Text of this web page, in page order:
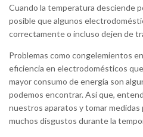
Cuando la temperatura desciende
posible que algunos
correctamente o incluso dejen de
Problemas como congelemientos
eficiencia en electrodomésticos
mayor consumo de energía son
podemos encontrar. Así que,
nuestros aparatos y tomar
muchos disgustos durante la